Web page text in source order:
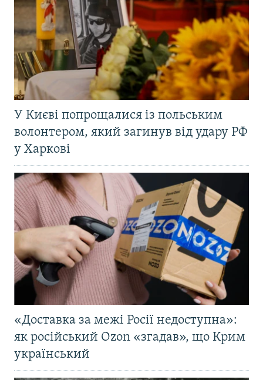
У Києві попрощалися із польським
волонтером, який загинув від удару РФ
у Харкові
«Доставка за межі Росії недоступна»:
як російський Ozon «згадав», що Крим
український